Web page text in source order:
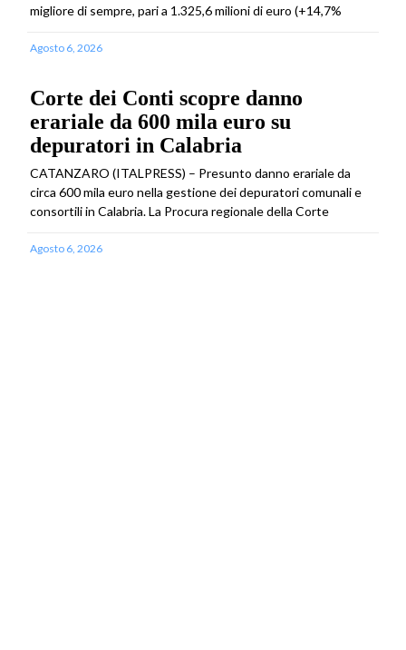
migliore di sempre, pari a 1.325,6 milioni di euro (+14,7%
Agosto 6, 2026
Corte dei Conti scopre danno
erariale da 600 mila euro su
depuratori in Calabria
CATANZARO (ITALPRESS) – Presunto danno erariale da
circa 600 mila euro nella gestione dei depuratori comunali e
consortili in Calabria. La Procura regionale della Corte
Agosto 6, 2026